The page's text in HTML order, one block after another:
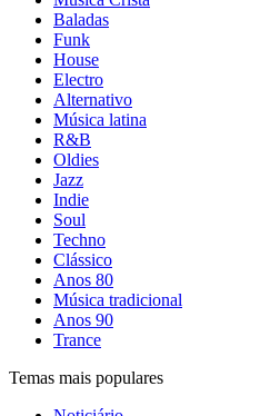
Baladas
Funk
House
Electro
Alternativo
Música latina
R&B
Oldies
Jazz
Indie
Soul
Techno
Clássico
Anos 80
Música tradicional
Anos 90
Trance
Temas mais populares